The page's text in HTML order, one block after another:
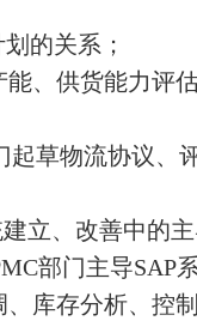
的关系；
、供货能力评
草物流协议、
立、改善中的
部门主导SAP
库存分析、控